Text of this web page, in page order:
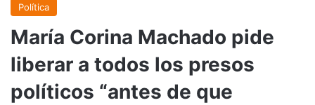
Política
María Corina Machado pide
liberar a todos los presos
políticos “antes de que